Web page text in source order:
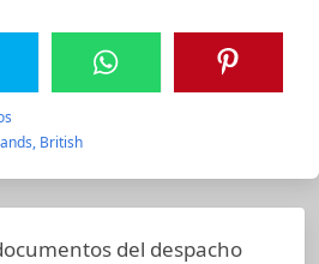
British
del despacho